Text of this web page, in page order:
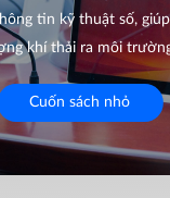
tin kỹ thuật số,
khí thải ra môi
Cuốn sách nhỏ